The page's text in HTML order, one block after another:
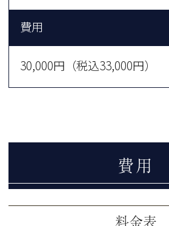
費用
30,000円（税込33,000円）
費用
料金表